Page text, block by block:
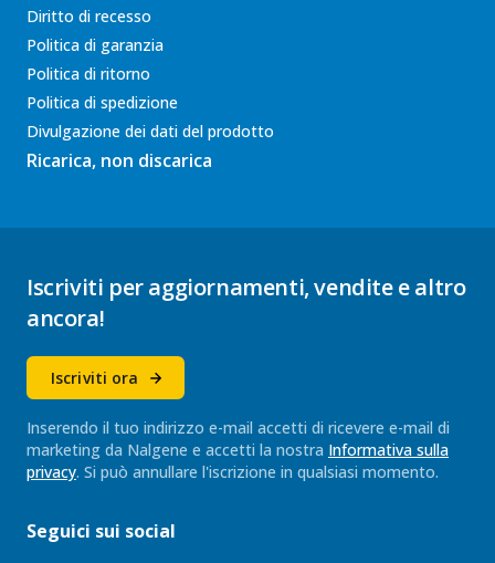
Diritto di recesso
Politica di garanzia
Politica di ritorno
Politica di spedizione
Divulgazione dei dati del prodotto
Ricarica, non discarica
Iscriviti per aggiornamenti, vendite e altro
ancora!
Iscriviti ora
Inserendo il tuo indirizzo e-mail accetti di ricevere e-mail di
marketing da Nalgene e accetti la nostra Informativa sulla
privacy. Si può annullare l'iscrizione in qualsiasi momento.
Seguici sui social